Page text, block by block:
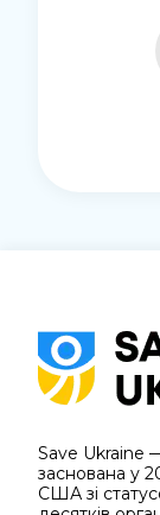
Save Ukraine
заснована у
США зі